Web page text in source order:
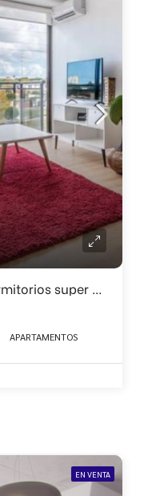
Apartamento en venta 2 dormitorios super moderno!!
APARTAMENTOS
EN VENTA